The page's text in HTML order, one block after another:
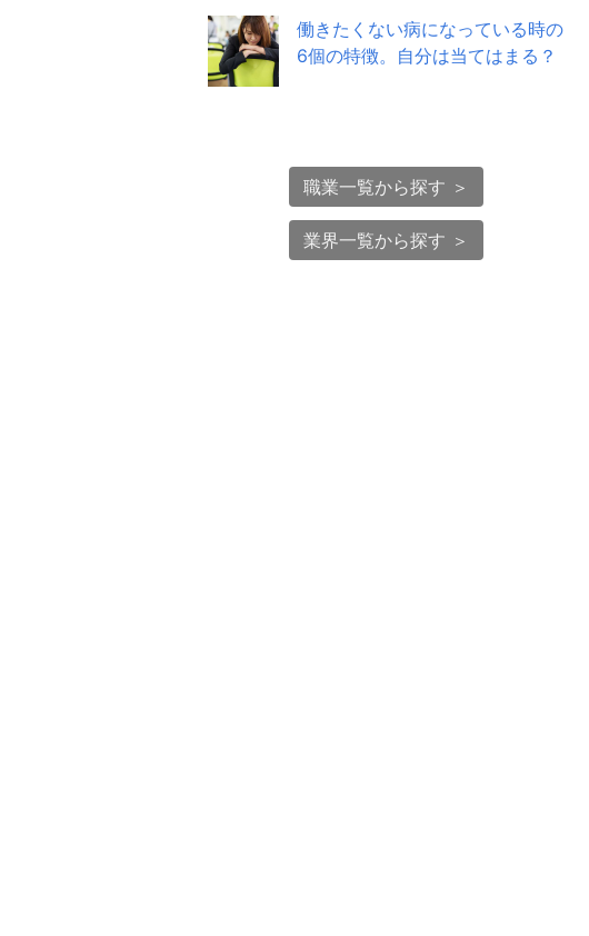
働きたくない病になっている時の
6個の特徴。自分は当てはまる？
職業一覧から探す ＞
業界一覧から探す ＞